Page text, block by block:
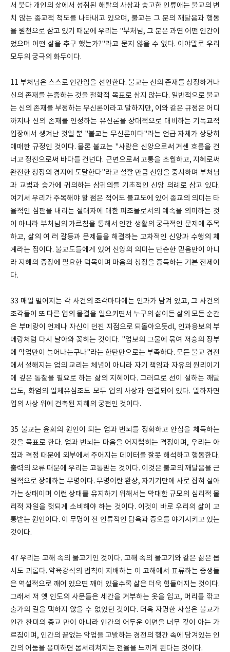
서 붓다 개인의 삶에서 성취된 해탈의 사상과 숭고한 인류애는 불교의 변
치 않는 종교적 척도를 나타내고 있으며, 불교는 그 분의 깨달음과 행동
을 원천으로 삼고 있기 때문에 우리는 "부처님, 그 분은 과연 어떤 인간이
었으며 어떤 삶을 추구 했는가?"라고 묻지 않을 수 없다. 이야말로 우리
모두의 궁극의 화두이다.
11 부처님은 스스로 인간임을 선언한다. 불교는 신의 존재를 상정하거나
신의 존재를 논증하는 것을 철학적 목표로 삼지 않는다. 일반적으로 불교
는 신의 존재를 부정하는 무신론이라고 말하지만, 이와 같은 규정은 어디
까지나 신의 존재를 인정하는 유신론을 상대적으로 대비하는 기독교적
입장에서 생겨난 것일 뿐 "불교는 무신론이다"라는 언급 자체가 상당히
애매한 규정인 것이다. 물론 불교는 "사람은 신앙으로써 거센 흐름을 건
너고 정진으로써 바다를 건넌다. 근면으로써 고통을 초월하고, 지혜로써
완전한 청정의 경지에 도달한다"라고 설할 만큼 신앙을 중시하며 부처님
과 교법과 승가에 귀의하는 삼귀의를 기초적인 신앙 의례로 삼고 있다.
여기서 우리가 주목해야 할 점은 적어도 불교도에 있어 종교의 의미는 타
율적인 심판을 내리는 절대자에 대한 피조물로서의 예속을 의미하는 것
이 아니라 부처님의 가르침을 통해서 인간 생활의 궁극적인 문제에 주목
하고, 삶의 여 러 갈등과 문제들을 해결하는 고차적인 신앙과 수행의 체
계라는 점이다. 불교도들에게 있어 신앙의 의미는 단순한 믿음만이 아니
라 지혜의 증장에 필요한 덕목이며 마음의 청정을 증득하는 기본 전제이
다.
33 매일 벌어지는 각 사건의 조각마다에는 인과가 담겨 있고, 그 사건의
조각들이 또 다른 업의 물결을 일으키면서 누구의 삶이든 삶의 모든 순간
은 부메랑이 언제나 자신이 던진 지점으로 되돌아오듯dl, 인과응보의 부
메랑처럼 다시 날아와 꽂히는 것이다. "업보의 그물에 묶여 저승의 장부
에 악업만이 늘어나는구나"라는 한탄만으로는 부족하다. 모든 불교 경전
에서 설해지는 업의 교리는 체념이 아니라 자기 책임과 자유의 원리이기
에 깊은 통찰을 필요로 하는 삶의 지혜이다. 그러므로 선이 설하는 깨달
음도, 화엄의 일체유심조도 모두 업의 사상과 연결되어 있다. 말하자면
업의 사상 위에 건축된 지혜의 궁전인 것이다.
35 불교는 윤회의 원인이 되는 업과 번뇌를 정화하고 안심을 체득하는
것을 목표로 한다. 업과 번뇌는 마음을 어지럽히는 격정이며, 우리는 아
집과 격정 때문에 외부에서 주어지는 데이터를 잘못 해석하고 행동한다.
출력의 오류 때문에 우리는 고통받는 것이다. 이것은 불교의 깨달음을 근
원적으로 장애하는 무명이다. 무명이란 환상, 자기기만에 사로 잡혀 살아
가는 상태이며 이런 상태를 유지하기 위해서는 막대한 규모의 심리적 물
리적 자원을 헛되게 소비해야 하는 것이다. 이것이 바로 우리의 삶이 고
통받는 원인이다. 이 무명이 전 인류적인 탐욕과 증오를 야기시키고 있는
것이다.
47 우리는 고해 속의 물고기인 것이다. 고해 속의 물고기와 같은 삶은 몹
시도 괴롭다. 약육강식의 법칙이 지배하는 이 고해에서 표류하는 중생들
은 역설적으로 깨어 있으면 깨어 있을수록 삶은 더욱 힘들어지는 것이다.
그래서 저 옛 인도의 사문들은 세간을 거부하는 옷을 입고, 머리를 깎고
출가의 길을 택하지 않을 수 없었던 것이다. 더욱 자명한 사실은 불교가
인간 찬미의 종교 만이 아니라 인간의 어두운 이면을 너무 깊이 아는 가
르침이며, 인간의 끝없는 악업을 고발하는 경전의 행간 속에 담겨있는 인
간의 어둠을 음미하면 몸서리쳐지는 전율을 느끼게 된다는 것이다.